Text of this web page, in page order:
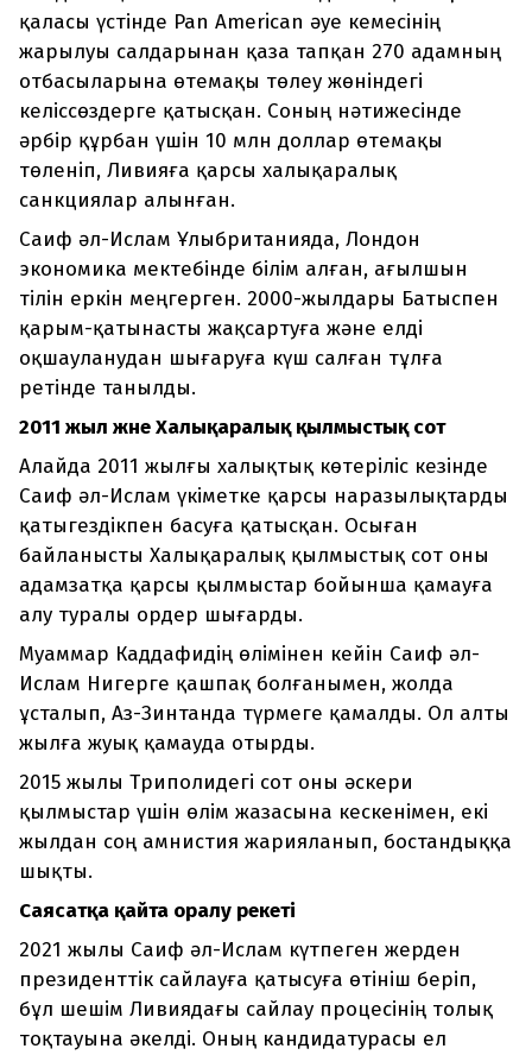
қаласы үстінде Pan American әуе кемесінің
жарылуы салдарынан қаза тапқан 270 адамның
отбасыларына өтемақы төлеу жөніндегі
келіссөздерге қатысқан. Соның нәтижесінде
әрбір құрбан үшін 10 млн доллар өтемақы
төленіп, Ливияға қарсы халықаралық
санкциялар алынған.
Саиф әл-Ислам Ұлыбританияда, Лондон
экономика мектебінде білім алған, ағылшын
тілін еркін меңгерген. 2000-жылдары Батыспен
қарым-қатынасты жақсартуға және елді
оқшауланудан шығаруға күш салған тұлға
ретінде танылды.
2011 жыл және Халықаралық қылмыстық сот
Алайда 2011 жылғы халықтық көтеріліс кезінде
Саиф әл-Ислам үкіметке қарсы наразылықтарды
қатыгездікпен басуға қатысқан. Осыған
байланысты Халықаралық қылмыстық сот оны
адамзатқа қарсы қылмыстар бойынша қамауға
алу туралы ордер шығарды.
Муаммар Каддафидің өлімінен кейін Саиф әл-
Ислам Нигерге қашпақ болғанымен, жолда
ұсталып, Аз-Зинтанда түрмеге қамалды. Ол алты
жылға жуық қамауда отырды.
2015 жылы Триполидегі сот оны әскери
қылмыстар үшін өлім жазасына кескенімен, екі
жылдан соң амнистия жарияланып, бостандыққа
шықты.
Саясатқа қайта оралу әрекеті
2021 жылы Саиф әл-Ислам күтпеген жерден
президенттік сайлауға қатысуға өтініш беріп,
бұл шешім Ливиядағы сайлау процесінің толық
тоқтауына әкелді. Оның кандидатурасы ел